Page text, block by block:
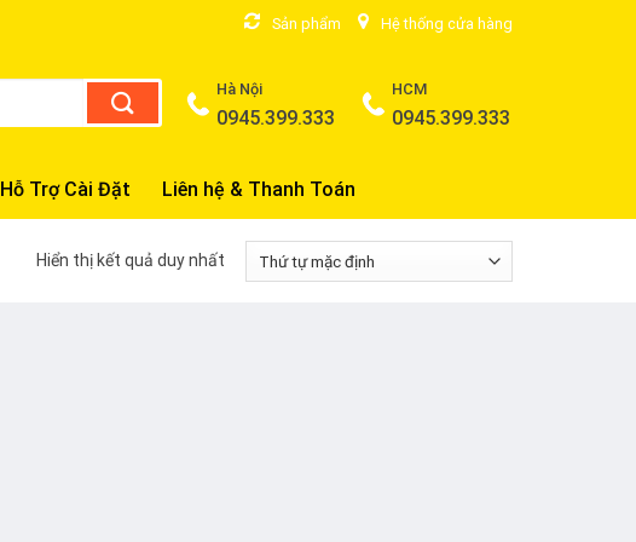
Sản phẩm Hệ thống cửa hàng
Hà Nội
0945.399.333
HCM
0945.399.333
Hỗ Trợ Cài Đặt Liên hệ & Thanh Toán
Hiển thị kết quả duy nhất